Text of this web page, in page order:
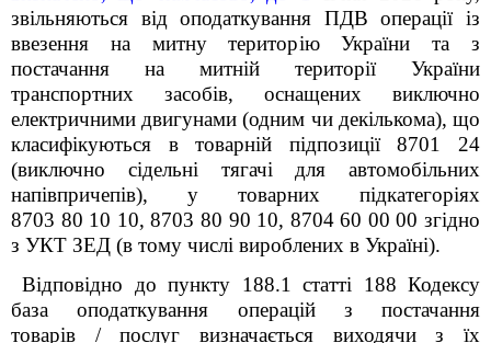
звільняються від оподаткування ПДВ операції із
ввезення на митну територію України та з
постачання на митній території України
транспортних засобів, оснащених виключно
електричними двигунами (одним чи декількома), що
класифікуються в товарній підпозиції 8701 24
(виключно сідельні тягачі для автомобільних
напівпричепів), у товарних підкатегоріях
8703 80 10 10, 8703 80 90 10, 8704 60 00 00 згідно
з УКТ ЗЕД (в тому числі вироблених в Україні).
Відповідно до пункту 188.1 статті 188 Кодексу
база оподаткування операцій з постачання
товарів / послуг визначається виходячи з їх